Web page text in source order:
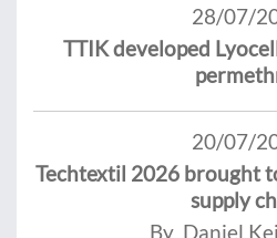
28/07/
TTIK developed
20/07/
Techtextil 2026 brought
supply
By Daniel